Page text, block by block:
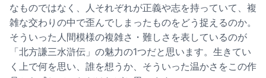
なものではなく、人それぞれが正義や志を持っていて、複
雑な交わりの中で歪んでしまったものをどう捉えるのか。
そういった人間模様の複雑さ・難しさを表しているのが
「北方謙三水滸伝」の魅力の1つだと思います。生きてい
く上で何を思い、誰を想うか、そういった温かさをこの作